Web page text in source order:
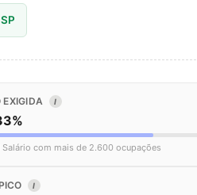
EXIGIDA I
Salário com mais de 2.600 ocupações
I